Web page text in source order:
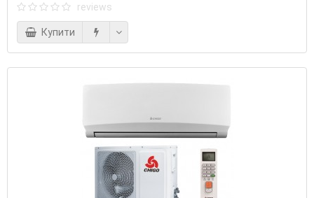
reviews
Купити